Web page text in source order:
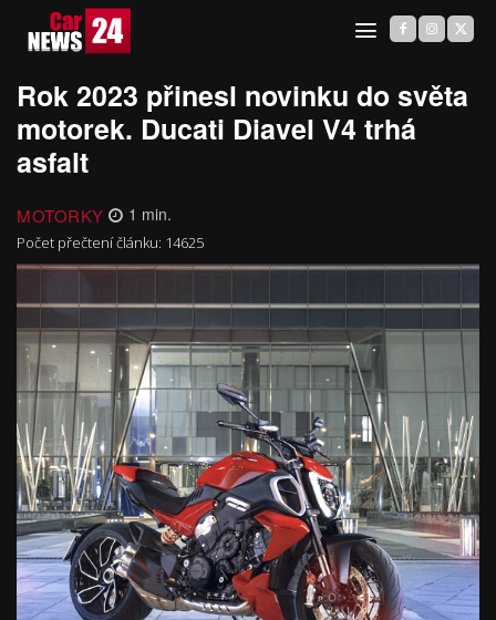
Rok 2023 přinesl novinku do světa
motorek. Ducati Diavel V4 trhá
asfalt
MOTORKY 1 min.
Počet přečtení článku: 14625